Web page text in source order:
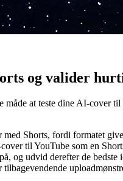
og valider
måde at teste dine AI-cover
med Shorts, fordi formatet
til YouTube som en
og udvid derefter de bedste